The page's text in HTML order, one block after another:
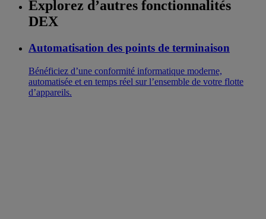
Explorez d’autres fonctionnalités
DEX
Automatisation des points de terminaison
Bénéficiez d’une conformité informatique moderne,
automatisée et en temps réel sur l’ensemble de votre flotte
d’appareils.